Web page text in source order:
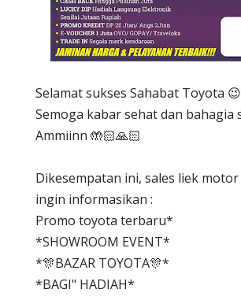
Selamat sukses Sahabat Toyota
Semoga kabar sehat dan bahagia
Ammiinn 🤲🏻🙏🏻
Dikesempatan ini, sales liek
ingin informasikan :
Promo toyota terbaru*
*SHOWROOM EVENT*
*🎊BAZAR TOYOTA🎊*
*BAGI" HADIAH*